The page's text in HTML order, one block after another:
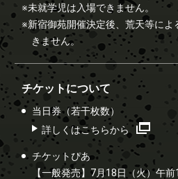
※未就学児は入場できません。
※新宿御苑開催決定後、荒天等によ
きません。
チケットについて
当日券（若干枚数）
詳しくはこちらから
チケットぴあ
【一般発売】7月18日（火）午